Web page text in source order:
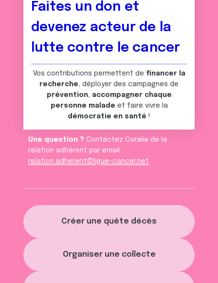
Créer une quête décès
Organiser une collecte
Faites un don et
devenez acteur de la
lutte contre le cancer
Vos contributions permettent de financer la
recherche, déployer des campagnes de
prévention, accompagner chaque
personne malade et faire vivre la
démocratie en santé !
Une question ? Contactez Coralie de la
relation adhèrent par email :
relation.adherent@ligue-cancer.net